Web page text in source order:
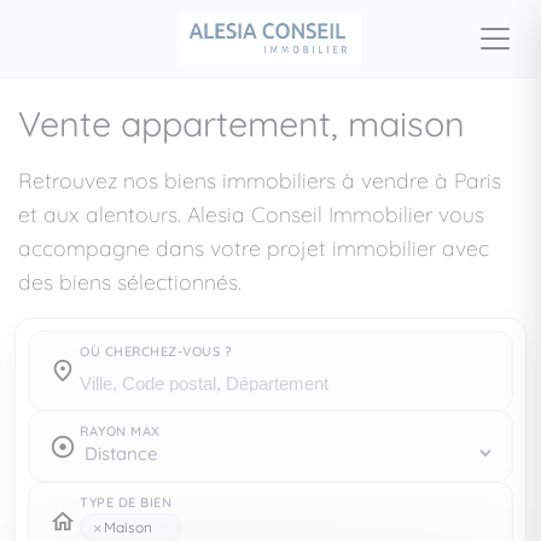
Vente appartement, maison
Retrouvez nos biens immobiliers à vendre à Paris
et aux alentours. Alesia Conseil Immobilier vous
accompagne dans votre projet immobilier avec
des biens sélectionnés.
OÙ CHERCHEZ-VOUS ?
RAYON MAX
TYPE DE BIEN
× Maison